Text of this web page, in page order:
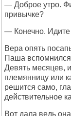
— Доброе утро.
привычке?
— Конечно. Идите
Вера опять
Паша
Девять месяцев,
племянницу или
решится само,
действительное
Вот дала ведь